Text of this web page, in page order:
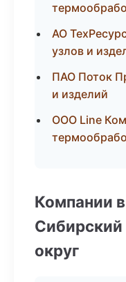
АО
узлов и
ПАО Поток
и изделий
ООО Line
Компании
округ